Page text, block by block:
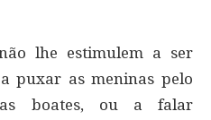
lhe estimulem a ser
puxar as meninas pelo
boates, ou a falar